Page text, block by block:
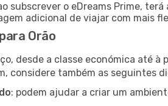
subscrever o eDreams Prime,
adicional de viajar com mais
Orão
desde a classe económica até
considere também as seguintes
: podem ajudar a criar um